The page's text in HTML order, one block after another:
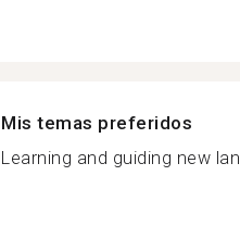
Mis temas preferidos
Learning and guiding new